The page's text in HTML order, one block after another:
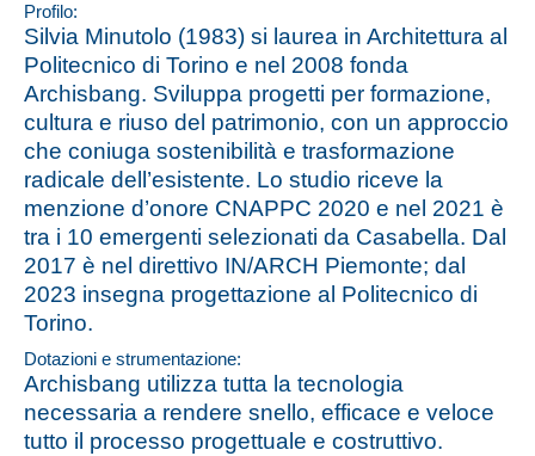
Profilo:
Silvia Minutolo (1983) si laurea in Architettura al
Politecnico di Torino e nel 2008 fonda
Archisbang. Sviluppa progetti per formazione,
cultura e riuso del patrimonio, con un approccio
che coniuga sostenibilità e trasformazione
radicale dell’esistente. Lo studio riceve la
menzione d’onore CNAPPC 2020 e nel 2021 è
tra i 10 emergenti selezionati da Casabella. Dal
2017 è nel direttivo IN/ARCH Piemonte; dal
2023 insegna progettazione al Politecnico di
Torino.
Dotazioni e strumentazione:
Archisbang utilizza tutta la tecnologia
necessaria a rendere snello, efficace e veloce
tutto il processo progettuale e costruttivo.